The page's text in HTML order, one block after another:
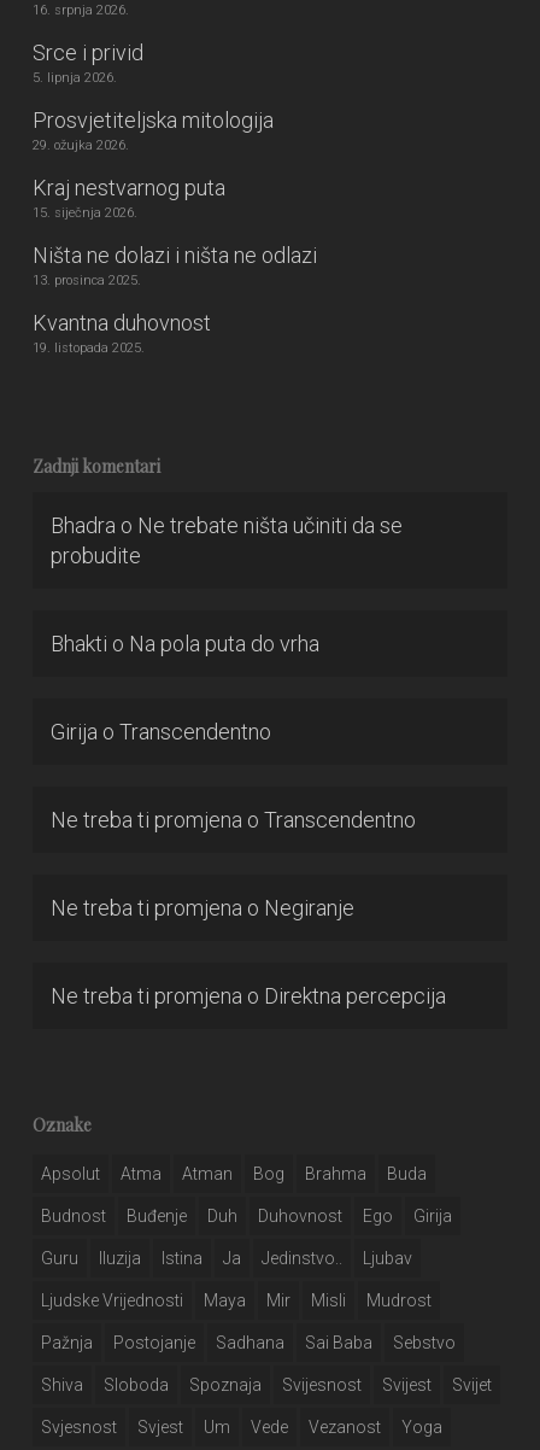
16. srpnja 2026.
Srce i privid
5. lipnja 2026.
Prosvjetiteljska mitologija
29. ožujka 2026.
Kraj nestvarnog puta
15. siječnja 2026.
Ništa ne dolazi i ništa ne odlazi
13. prosinca 2025.
Kvantna duhovnost
19. listopada 2025.
Zadnji komentari
Bhadra o Ne trebate ništa učiniti da se
probudite
Bhakti o Na pola puta do vrha
Girija o Transcendentno
Ne treba ti promjena o Transcendentno
Ne treba ti promjena o Negiranje
Ne treba ti promjena o Direktna percepcija
Oznake
Apsolut Atma Atman Bog Brahma Buda
Budnost Buđenje Duh Duhovnost Ego Girija
Guru Iluzija Istina Ja Jedinstvo.. Ljubav
Ljudske Vrijednosti Maya Mir Misli Mudrost
Pažnja Postojanje Sadhana Sai Baba Sebstvo
Shiva Sloboda Spoznaja Svijesnost Svijest Svijet
Svjesnost Svjest Um Vede Vezanost Yoga